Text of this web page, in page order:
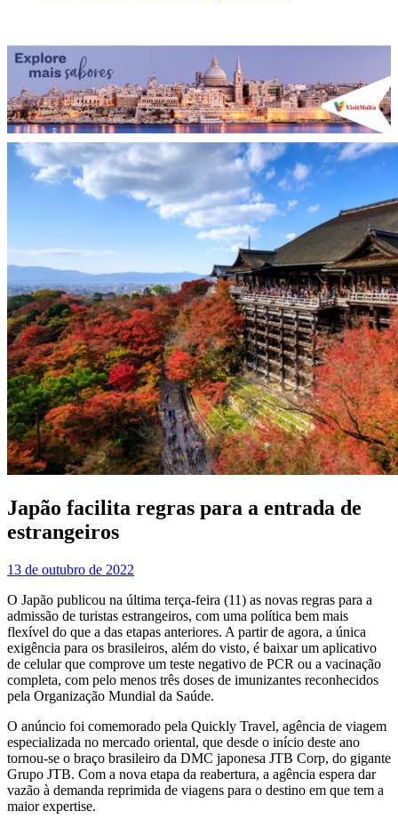
Japão facilita regras para a entrada de
estrangeiros
13 de outubro de 2022
O Japão publicou na última terça-feira (11) as novas regras para a
admissão de turistas estrangeiros, com uma política bem mais
flexível do que a das etapas anteriores. A partir de agora, a única
exigência para os brasileiros, além do visto, é baixar um aplicativo
de celular que comprove um teste negativo de PCR ou a vacinação
completa, com pelo menos três doses de imunizantes reconhecidos
pela Organização Mundial da Saúde.
O anúncio foi comemorado pela Quickly Travel, agência de viagem
especializada no mercado oriental, que desde o início deste ano
tornou-se o braço brasileiro da DMC japonesa JTB Corp, do gigante
Grupo JTB. Com a nova etapa da reabertura, a agência espera dar
vazão à demanda reprimida de viagens para o destino em que tem a
maior expertise.